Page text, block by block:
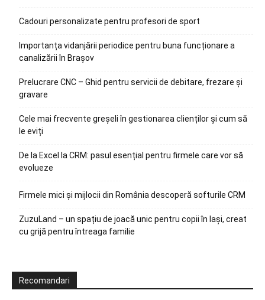
Cadouri personalizate pentru profesori de sport
Importanța vidanjării periodice pentru buna funcționare a
canalizării în Brașov
Prelucrare CNC – Ghid pentru servicii de debitare, frezare și
gravare
Cele mai frecvente greșeli în gestionarea clienților și cum să
le eviți
De la Excel la CRM: pasul esențial pentru firmele care vor să
evolueze
Firmele mici și mijlocii din România descoperă softurile CRM
ZuzuLand – un spațiu de joacă unic pentru copii în Iași, creat
cu grijă pentru întreaga familie
Recomandari